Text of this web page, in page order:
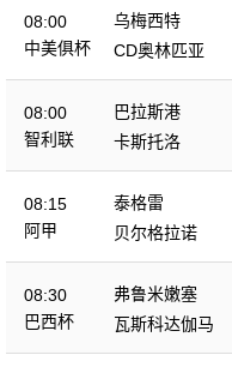
08:00
中美俱杯
乌梅西特
CD奥林匹亚
08:00
智利联
巴拉斯港
卡斯托洛
08:15
阿甲
泰格雷
贝尔格拉诺
08:30
巴西杯
弗鲁米嫩塞
瓦斯科达伽马